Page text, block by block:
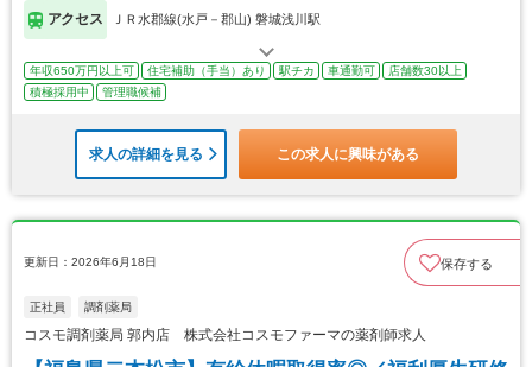
アクセス ＪＲ水郡線(水戸－郡山) 磐城浅川駅
年収650万円以上可 住宅補助（手当）あり 駅チカ 車通勤可
店舗数30以上
積極採用中
管理職候補
求人の詳細を見る この求人に興味がある
更新日：2026年6月18日 保存する
正社員 調剤薬局
コスモ調剤薬局 郭内店 株式会社コスモファーマの薬剤師求人